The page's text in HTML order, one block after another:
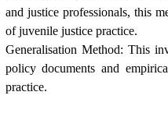
and justice professionals, this
of juvenile justice practice.
Generalisation Method: This
policy documents and
practice.